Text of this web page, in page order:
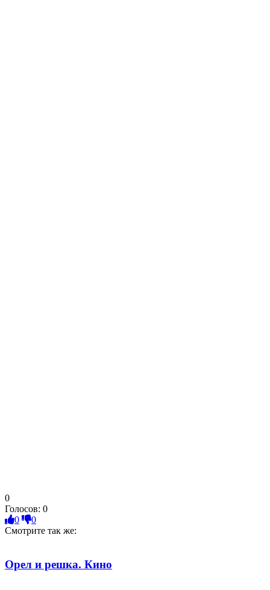
0
Голосов: 0
0
0
Смотрите так же:
Орел и решка. Кино